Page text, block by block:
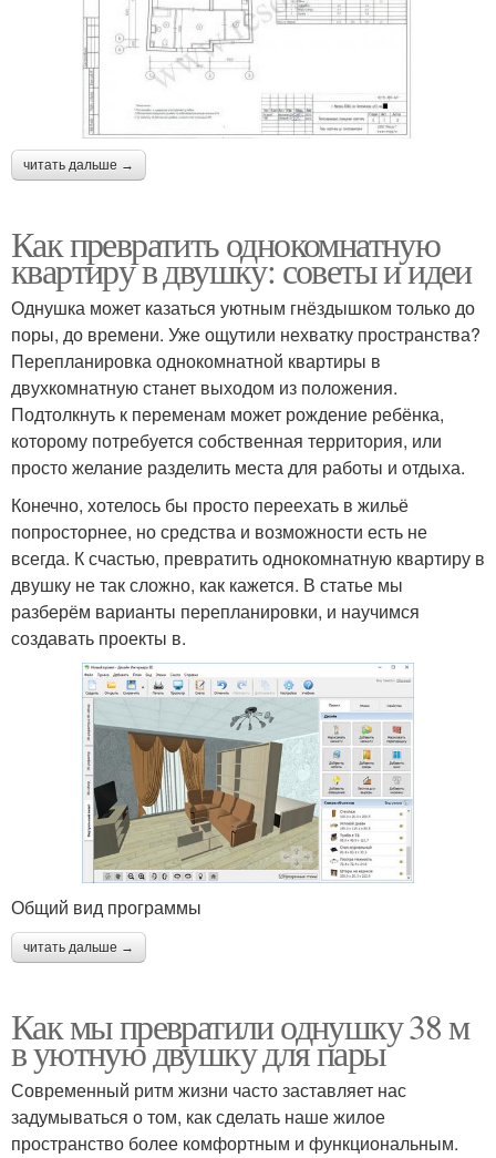
читать дальше →
Как превратить однокомнатную
квартиру в двушку: советы и идеи
Однушка может казаться уютным гнёздышком только до
поры, до времени. Уже ощутили нехватку пространства?
Перепланировка однокомнатной квартиры в
двухкомнатную станет выходом из положения.
Подтолкнуть к переменам может рождение ребёнка,
которому потребуется собственная территория, или
просто желание разделить места для работы и отдыха.
Конечно, хотелось бы просто переехать в жильё
попросторнее, но средства и возможности есть не
всегда. К счастью, превратить однокомнатную квартиру в
двушку не так сложно, как кажется. В статье мы
разберём варианты перепланировки, и научимся
создавать проекты в.
Общий вид программы
читать дальше →
Как мы превратили однушку 38 м
в уютную двушку для пары
Современный ритм жизни часто заставляет нас
задумываться о том, как сделать наше жилое
пространство более комфортным и функциональным.